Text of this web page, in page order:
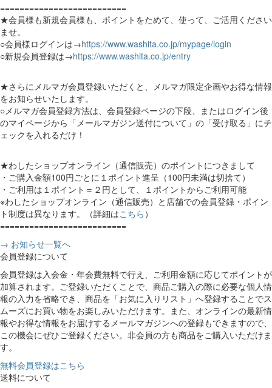
==========================
★会員様も新規会員様も、ポイントをためて、使って、ご活用ください
ませ。
○会員様ログインは→https://www.washita.co.jp/mypage/login
○新規会員登録は→https://www.washita.co.jp/entry
★さらにメルマガ会員登録いただくと、メルマガ限定企画やお得な情報
をお知らせいたします。
○メルマガ会員登録方法は、会員登録ページの下段、またはログイン後
のマイページから「メールマガジン送付について」の「受け取る」にチ
ェックを入れるだけ！
★わしたショップオンライン（通信販売）のポイントにつきまして
・ご購入金額100円ごとに１ポイント進呈（100円未満は切捨て）
・ご利用は１ポイント＝２円として、１ポイントからご利用可能
※わしたショップオンライン（通信販売）と店舗での会員登録・ポイン
ト制度は異なります。（詳細はこちら ）
==========================
→ お知らせ一覧へ
会員登録について
会員登録は入会金・年会費無料で行え、ご利用金額に応じてポイントが
加算されます。ご登録いただくことで、商品ご購入の際に必要な個人情
報の入力を省略でき、商品を「お気に入りリスト」へ登録することでス
ムーズにお買い物をお楽しみいただけます。また、オンラインの最新情
報やお得な情報をお届けするメールマガジンへの登録もできますので、
この機会にぜひご登録ください。非会員の方も商品をご購入いただけま
す。
無料会員登録はこちら
送料について